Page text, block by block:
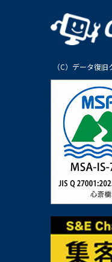
（C）データ復